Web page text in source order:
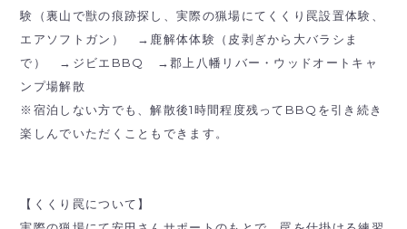
験（裏山で獣の痕跡探し、実際の猟場にてくくり罠設置体験、
エアソフトガン） →鹿解体体験（皮剥ぎから大バラシま
で） →ジビエBBQ →郡上八幡リバー・ウッドオートキャ
ンプ場解散
※宿泊しない方でも、解散後1時間程度残ってBBQを引き続き
楽しんでいただくこともできます。
【くくり罠について】